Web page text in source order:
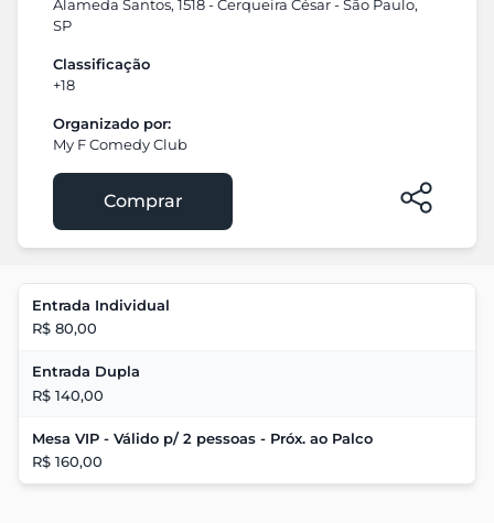
Alameda Santos, 1518 - Cerqueira César - São Paulo,
SP
Classificação
+18
Organizado por:
My F Comedy Club
Comprar
Entrada Individual
R$ 80,00
Entrada Dupla
R$ 140,00
Mesa VIP - Válido p/ 2 pessoas - Próx. ao Palco
R$ 160,00